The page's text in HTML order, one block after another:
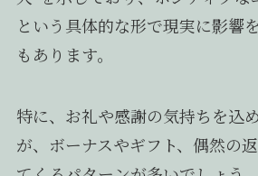
という具体的な形で現実に影響
もあります。
特に、お礼や感謝の気持ちを込
が、ボーナスやギフト、偶然の